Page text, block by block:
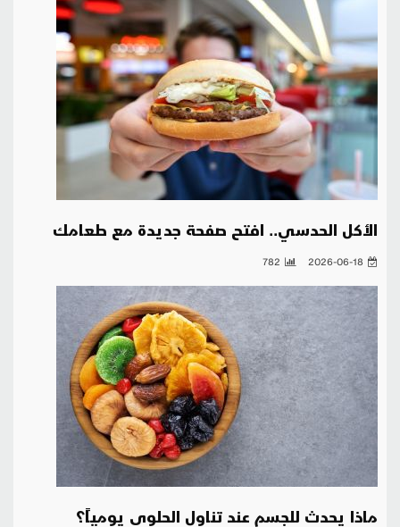
الأكل الحدسي.. افتح صفحة جديدة مع طعامك
2026-06-18
782
ماذا يحدث للجسم عند تناول الحلوى يومياً؟